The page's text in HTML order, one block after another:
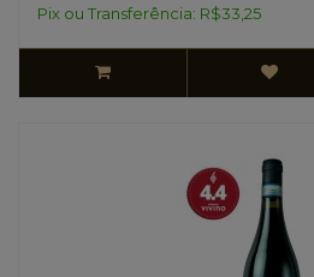
Pix ou Transferência: R$33,25